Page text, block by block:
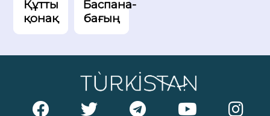
Құтты
қонақ
Баспана-
бағың